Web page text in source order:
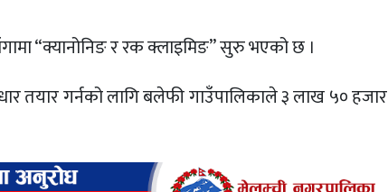
“क्यानोनिङ र रकक्लाइमिङ”सुरुभएको छ ।
तयार गर्नको लागि बलेफी गाउँपालिकाले ३ लाख ५० हजार